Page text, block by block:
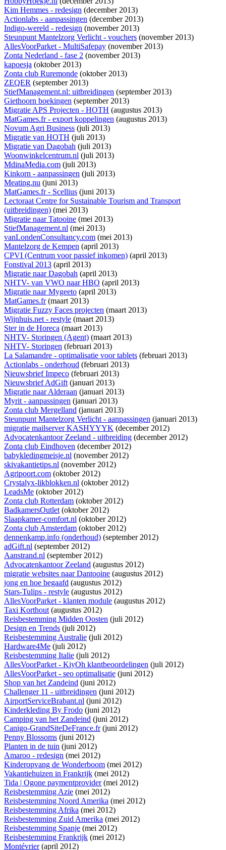
Kim Hemmes - redesign (december 2013)
Actionlabs - aanpassingen (december 2013)
Indigo-wereld - redesign (november 2013)
Steunpunt Mantelzorg Verlicht - vouchers (november 2013)
AllesVoorParket - MultiSafepay (november 2013)
Zonta Nederland - fase 2 (november 2013)
kapoesja (oktober 2013)
Zonta club Ruremonde (oktober 2013)
ZEQER (september 2013)
StiefManagement.nl: uitbreidingen (september 2013)
Giethoorn boekingen (september 2013)
Migratie APS Projecten - HOTH (augustus 2013)
MatGames.fr - export koppelingen (augustus 2013)
Novum Agri Business (juli 2013)
Migratie van HOTH (juli 2013)
Migratie van Dagobah (juli 2013)
Woonwinkelcentrum.nl (juli 2013)
MdinaMedia.com (juli 2013)
Kinkorn - aanpassingen (juli 2013)
Meating.nu (juni 2013)
MatGames.fr - Scellius (juni 2013)
Lectoraat Centre for Sustainable Tourism and Transport
(uitbreidingen) (mei 2013)
Migratie naar Tatooine (mei 2013)
StiefManagement.nl (mei 2013)
vanLondenConsultancy.com (mei 2013)
Mantelzorg de Kempen (april 2013)
CPVI (Centrum voor passief inkomen) (april 2013)
Fonstival 2013 (april 2013)
Migratie naar Dagobah (april 2013)
NHTV- van VWO naar HBO (april 2013)
Migratie naar Mygeeto (april 2013)
MatGames.fr(maart 2013)
Migratie Fuzzy Faces projecten (maart 2013)
Wijnhuis.net - restyle (maart 2013)
Ster in de Horeca (maart 2013)
NHTV- Storingen (Agent) (maart 2013)
NHTV- Storingen (februari 2013)
La Salamandre - optimalisatie voor tablets (februari 2013)
Actionlabs - onderhoud (februari 2013)
Nieuwsbrief Impeco (februari 2013)
Nieuwsbrief AdGift(januari 2013)
Migratie naar Alderaan (januari 2013)
Myrit - aanpassingen (januari 2013)
Zonta club Mergelland (januari 2013)
Steunpunt Mantelzorg Verlicht - aanpassingen (januari 2013)
migratie mailserver KASHYYYK (december 2012)
Advocatenkantoor Zeeland - uitbreiding (december 2012)
Zonta club Eindhoven (december 2012)
babykledingmeisje.nl (november 2012)
skivakantietips.nl (november 2012)
Agripoort.com (oktober 2012)
Crystalyx-likblokken.nl (oktober 2012)
LeadsMe (oktober 2012)
Zonta club Rotterdam (oktober 2012)
BadkamersOutlet(oktober 2012)
Slaapkamer-comfort.nl (oktober 2012)
Zonta club Amsterdam (oktober 2012)
dennenkamp.info (onderhoud) (september 2012)
adGift.nl (september 2012)
Aanstrand.nl (september 2012)
Advocatenkantoor Zeeland (augustus 2012)
migratie websites naar Dantooine (augustus 2012)
jong en hoe begaafd (augustus 2012)
Stars-Tulips - restyle (augustus 2012)
AllesVoorParket - klanten module (augustus 2012)
Taxi Korthout(augustus 2012)
Reisbestemming Midden Oosten (juli 2012)
Design en Trends (juli 2012)
Reisbestemming Australie (juli 2012)
Hardware4Me (juli 2012)
Reisbestemming Italie (juli 2012)
AllesVoorParket - KiyOh klantbeoordelingen (juli 2012)
AllesVoorParket - seo optimalisatie (juni 2012)
Shop van het Zandeind (juni 2012)
Challenger 11 - uitbreidingen (juni 2012)
AirportServiceBrabant.nl (juni 2012)
Kinderkleding By Frodo (juni 2012)
Camping van het Zandeind (juni 2012)
Canigo-GrandSiteDeFrance.fr(juni 2012)
Penny Blossoms (juni 2012)
Planten in de tuin (juni 2012)
Amaroo - redesign (mei 2012)
Kinderopvang de Wonderboom (mei 2012)
Vakantiehuizen in Frankrijk (mei 2012)
Tida | Ogone paymentprovider(mei 2012)
Reisbestemming Azie (mei 2012)
Reisbestemming Noord Amerika (mei 2012)
Reisbestemming Afrika (mei 2012)
Reisbestemming Zuid Amerika (mei 2012)
Reisbestemming Spanje (mei 2012)
Reisbestemming Frankrijk (mei 2012)
Montévrier(april 2012)